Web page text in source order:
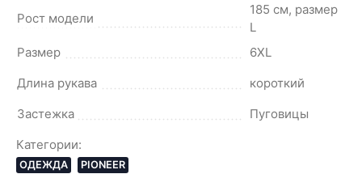
Рост модели
185 см, размер
L
Размер
6XL
Длина рукава
короткий
Застежка
Пуговицы
Категории:
ОДЕЖДА PIONEER